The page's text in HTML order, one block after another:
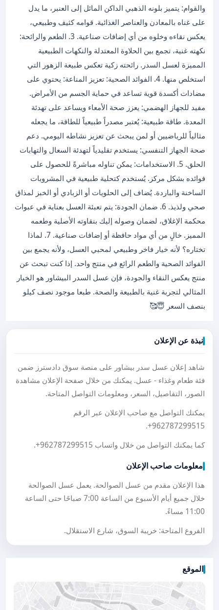
والقوام: يتميز بلونه الذهبي الداكن المائل إلى العنبر، ما يدل
على غناه بالمعادن والعناصر الغذائية. قوامه كثيف وطبيعي،
يعكس نقاءه وخلوه من أي إضافات صناعية. 3. الطعم والرائحة:
نكهته غنية، تجمع بين الحلاوة المعتدلة والنكهات الطبيعية
المميزة لعسل السدر. رائحته زكية تعكس طبيعة الزهور التي
استخلص منها. 4. الفوائد الصحية: تعزيز المناعة: يحتوي على
مضادات أكسدة قوية تساعد في حماية الجسم من الأمراض.
مفيد للجهاز الهضمي: يعزز صحة الأمعاء ويساعد على تهدئة
المعدة. طاقة طبيعية: يُعتبر مصدراً طبيعياً للطاقة، ما يجعله
مثالياً للرياضيين أو لمن يبحث عن تعزيز نشاطه اليومي. دعم
صحة الجهاز التنفسي: يستخدم تقليدياً لتهدئة السعال والتهابات
الحلق. 5. الاستخدامات: يمكن تناوله مباشرةً للحصول على
فوائده بشكل مركز. يُستخدم كتحلية طبيعية في المشروبات
الساخنة والباردة. يُضاف إلى الحلويات أو الزبادي أو الخبز لمذاق
صحي ولذيذ. 6. ضمان الجودة: يتم تعبئة العسل بعناية في عبوات
محكمة الإغلاق، لضمان وصوله إليك بنقاوته الأصلية وطعمه
المميز. خالٍ من أي مواد حافظة أو إضافات صناعية. 7. لماذا
تختاره؟ لأنه خيار فاخر وطبيعي لمحبي العسل، ولأنه يجمع بين
الفوائد الصحية والطعم الرائع في منتج واحد. إذا كنت تبحث عن
منتج يعكس النقاء والجودة، فإن عسل السدر البيشاور هو الخيار
المثالي لتجربة غنية بالطبيعة والصحة. طبعا موجود نصف كيلو
بنصف السعر 😇🥰
نبذة عن الإعلان
شاهد إعلان عسل سدر بيشاور على منصة سوق دادسترز ضمن
فئة طعام وغذاء - عسل. يمكنك من خلال صفحة الإعلان مشاهدة
الصور، التفاصيل، السعر، ومعلومات التواصل المتاحة.
يمكنك التواصل مع صاحب الإعلان عبر الرقم
+962787299515
.
كما يمكنك التواصل من خلال واتساب +962787299515
.
معلومات صاحب الإعلان
هذا الإعلان مقدم من عسل الصوالحة. يعمل عسل الصوالحة
خلال جميع أيام الأسبوع من الساعة 7:00 صباحًا حتى الساعة
11:00 مساءً.
الفروع المتاحة: خريبة السوق، شارع الاستقلال.
الموقع